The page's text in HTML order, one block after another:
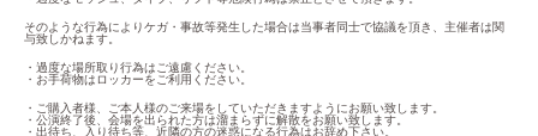
そのような行為によりケガ・事故等発生した場合は当事者同士で協議を頂き、主催者は関
与致しかねます。
・過度な場所取り行為はご遠慮ください。
・お手荷物はロッカーをご利用ください。
・ご購入者様、ご本人様のご来場をしていただきますようにお願い致します。
・公演終了後、会場を出られた方は溜まらずに解散をお願い致します。
・出待ち、入り待ち等、近隣の方の迷惑になる行為はお辞め下さい。